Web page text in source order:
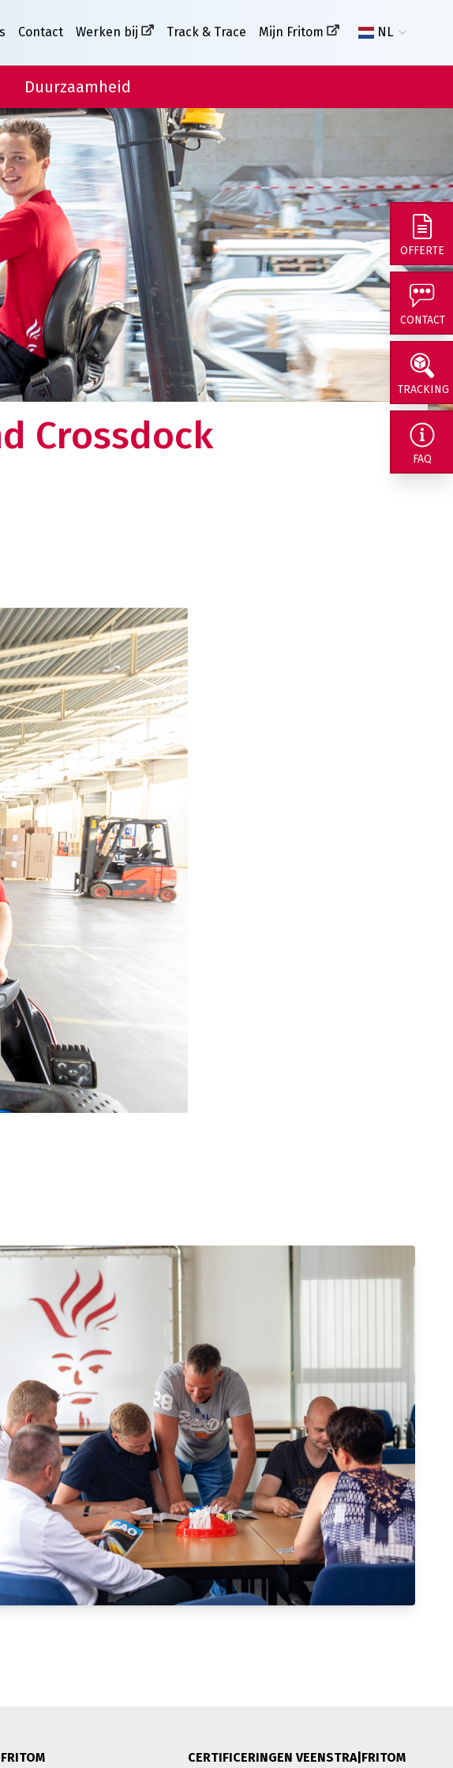
Contact Werken bij Track & Trace Mijn Fritom NL
Dat
en nieuwsgierig naar ons
Duurzaamheid
OFFERTE
CONTACT
TRACKING
FAQ
Crossdock
CERTIFICERINGEN VEENSTRA|FRITOM